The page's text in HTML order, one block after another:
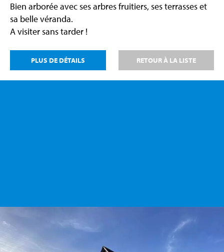
Bien arborée avec ses arbres fruitiers, ses terrasses et
sa belle véranda.
A visiter sans tarder !
PLUS DE DÉTAILS RETOUR À LA LISTE